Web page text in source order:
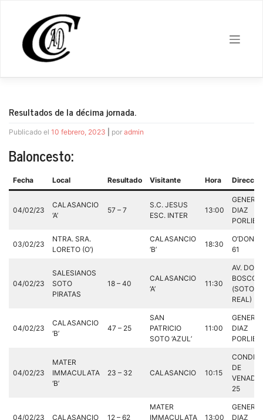
contenido
Resultados de la décima jornada.
Publicado el 10 febrero, 2023 por admin
Baloncesto:
Fecha Local Resultado Visitante Hora
04/02/23
CALASANCIO
‘A’
57 – 7
S.C. JESUS
ESC. INTER
13:00
DIAZ
03/02/23
NTRA. SRA.
LORETO (O’)
CALASANCIO
‘B’
18:30
61
04/02/23
SALESIANOS
SOTO
PIRATAS
18 – 40
CALASANCIO
‘A’
11:30
AV. DON
BOSCO,
(SOTO
REAL)
04/02/23
CALASANCIO
‘B’
47 – 25
SAN
PATRICIO
SOTO ‘AZUL’
11:00
DIAZ
04/02/23
MATER
IMMACULATA
‘B’
23 – 32 CALASANCIO 10:15
DE
25
04/02/23 CALASANCIO 12 – 62
MATER
IMMACULATA
13:00
DIAZ